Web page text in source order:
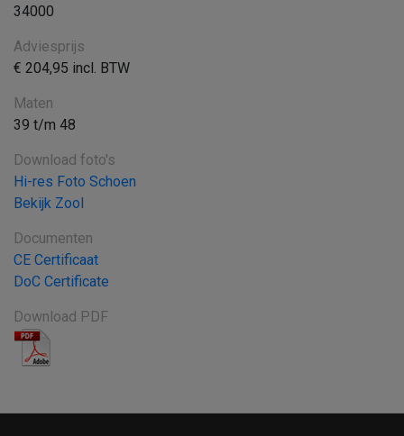
34000
Adviesprijs
€ 204,95 incl. BTW
Maten
39 t/m 48
Download foto's
Hi-res Foto Schoen
Bekijk Zool
Documenten
CE Certificaat
DoC Certificate
Download PDF